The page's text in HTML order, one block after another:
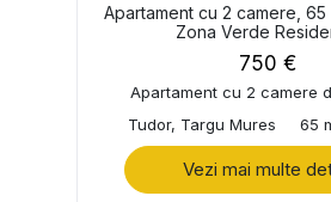
Apartament cu 2 camere, 65
Zona Verde
750 €
Apartament cu 2 camere
Tudor, Targu Mures
65
Vezi mai multe